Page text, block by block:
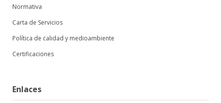
Normativa
Carta de Servicios
Política de calidad y medioambiente
Certificaciones
Enlaces